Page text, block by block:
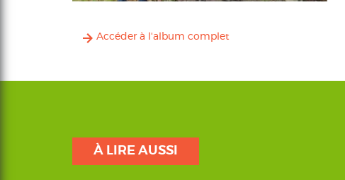
Accéder à l'album complet
À LIRE AUSSI